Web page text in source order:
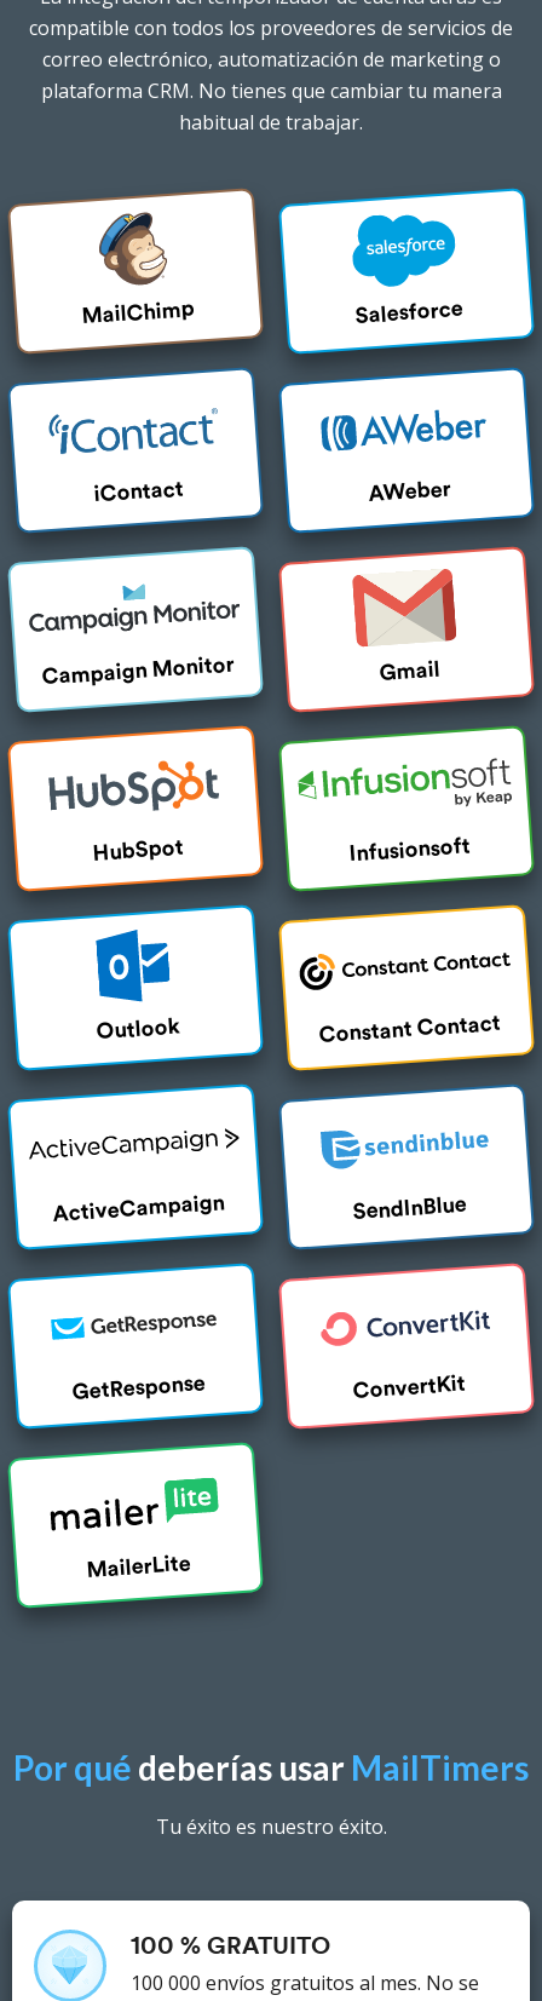
compatible con todos los proveedores de servicios de
correo electrónico, automatización de marketing o
plataforma CRM. No tienes que cambiar tu manera
habitual de trabajar.
MailChimp Salesforce
iContact AWeber
Campaign Monitor Gmail
HubSpot Infusionsoft
Outlook Constant Contact
ActiveCampaign SendInBlue
GetResponse ConvertKit
MailerLite
Por qué deberías usar MailTimers
Tu éxito es nuestro éxito.
100 % GRATUITO
100 000 envíos gratuitos al mes. No se